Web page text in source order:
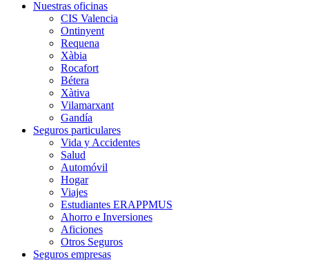
Nuestras oficinas
CIS Valencia
Ontinyent
Requena
Xàbia
Rocafort
Bétera
Xàtiva
Vilamarxant
Gandía
Seguros particulares
Vida y Accidentes
Salud
Automóvil
Hogar
Viajes
Estudiantes ERAPPMUS
Ahorro e Inversiones
Aficiones
Otros Seguros
Seguros empresas